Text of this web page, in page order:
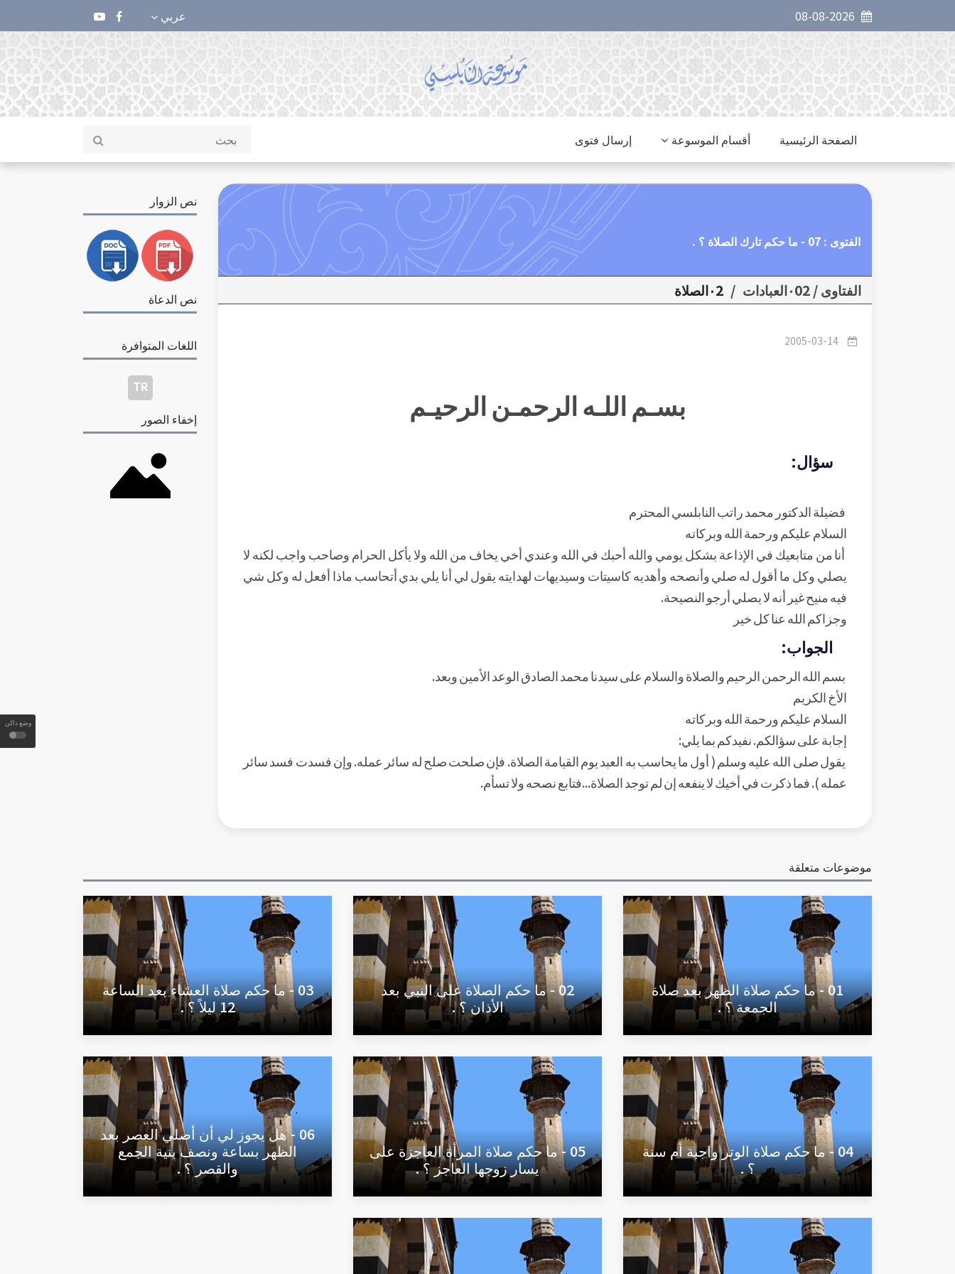
وضع داكن
عربي
الصفحة الرئيسية أقسام الموسوعة إرسال فتوى
الفتوى : 07 - ما حكم تارك الصلاة ؟ .
الفتاوى / ٠02العبادات / ٠2الصلاة
2005-03-14
بسـم اللـه الرحمـن الرحيـم
سؤال:
فضيلة الدكتور محمد راتب النابلسي المحترم
السلام عليكم ورحمة الله وبركاته
أنا من متابعيك في الإذاعة بشكل يومي والله أحبك في الله وعندي أخي يخاف من الله ولا يأكل الحرام وصاحب واجب لكنه لا
يصلي وكل ما أقول له صلي وأنصحه وأهديه كاسيتات وسيديهات لهدايته يقول لي أنا يلي بدي أتحاسب ماذا أفعل له وكل شي
فيه منيح غير أنه لا يصلي أرجو النصيحة.
وجزاكم الله عنا كل خير
الجواب:
بسم الله الرحمن الرحيم والصلاة والسلام على سيدنا محمد الصادق الوعد الأمين وبعد.
الأخ الكريم
السلام عليكم ورحمة الله وبركاته
إجابة على سؤالكم. نفيدكم بما يلي:
يقول صلى الله عليه وسلم ( أول ما يحاسب به العبد يوم القيامة الصلاة. فإن صلحت صلح له سائر عمله. وإن فسدت فسد سائر
عمله ). فما ذكرت في أخيك لا ينفعه إن لم توجد الصلاة...فتابع نصحه ولا تسأم.
نص الزوار
نص الدعاة
اللغات المتوافرة
TR
إخفاء الصور
موضوعات متعلقة
01 - ما حكم صلاة الظهر بعد صلاة
الجمعة ؟ .
02 - ما حكم الصلاة على النبي بعد
الأذان ؟ .
03 - ما حكم صلاة العشاء بعد الساعة
12 ليلاً ؟ .
04 - ما حكم صلاة الوتر واجبة أم سنة
؟ .
05 - ما حكم صلاة المرأة العاجزة على
يسار زوجها العاجز ؟ .
06 - هل يجوز لي أن أصلي العصر بعد
الظهر بساعة ونصف بنية الجمع
والقصر ؟ .